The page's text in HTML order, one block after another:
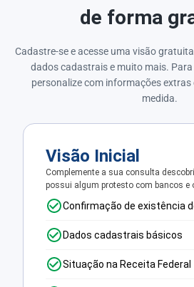
de forma
Cadastre-se e acesse uma visão
dados cadastrais e muito mais.
personalize com informações
medida.
Visão Inicial
Complemente a sua consulta
possui algum protesto com bancos e
Confirmação de existência
Dados cadastrais básicos
Situação na Receita Federal